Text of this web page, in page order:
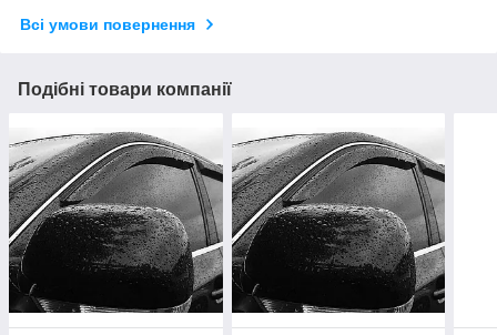
Всі умови повернення
Подібні товари компанії